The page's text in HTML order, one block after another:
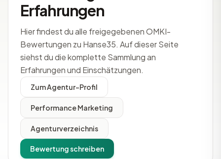
Erfahrungen
Hier findest du alle freigegebenen OMKI-
Bewertungen zu Hanse35. Auf dieser Seite
siehst du die komplette Sammlung an
Erfahrungen und Einschätzungen.
Zum Agentur-Profil
Performance Marketing
Agenturverzeichnis
Bewertung schreiben